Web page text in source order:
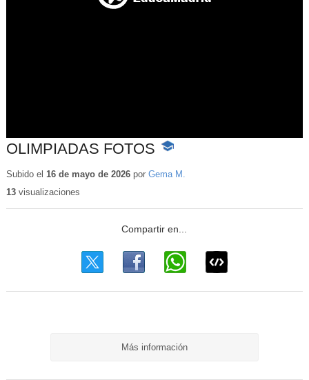
OLIMPIADAS FOTOS
-
educativo
Subido el 16 de mayo de 2026por Gema M.
13visualizaciones
Más información